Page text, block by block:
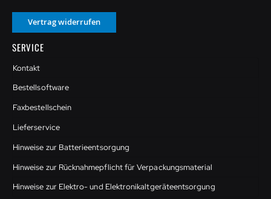
Vertrag widerrufen
SERVICE
Kontakt
Bestellsoftware
Faxbestellschein
Lieferservice
Hinweise zur Batterieentsorgung
Hinweise zur Rücknahmepflicht für Verpackungsmaterial
Hinweise zur Elektro- und Elektronikaltgeräteentsorgung